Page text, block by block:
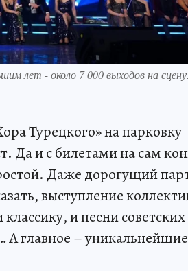
лет - около 7 000 выходов на сцену.
Турецкого» на парковку
Да и с билетами на сам
Даже дорогущий
выступление
и песни советских
А главное – уникальнейшие